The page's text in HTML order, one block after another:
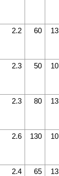
2.2 60 13
2.3 50 10
2.3 80 13
2.6 130 10
2.4 65 13